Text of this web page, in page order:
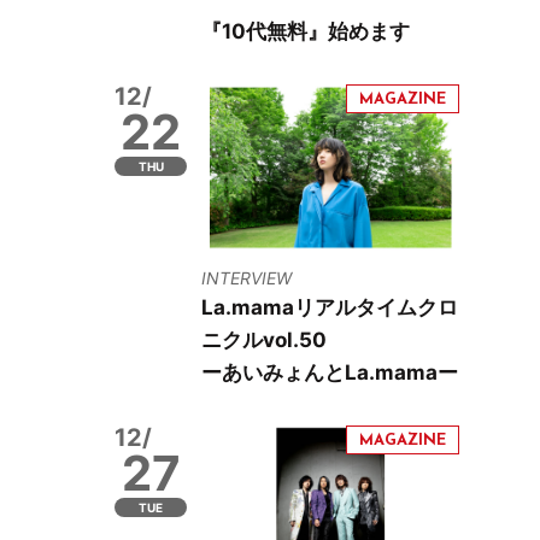
『10代無料』始めます
12/
22
THU
INTERVIEW
La.mamaリアルタイムクロ
ニクルvol.50
ーあいみょんとLa.mamaー
12/
27
TUE